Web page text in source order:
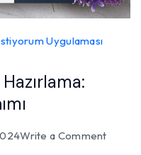
Uygulaması
Write a Commenton